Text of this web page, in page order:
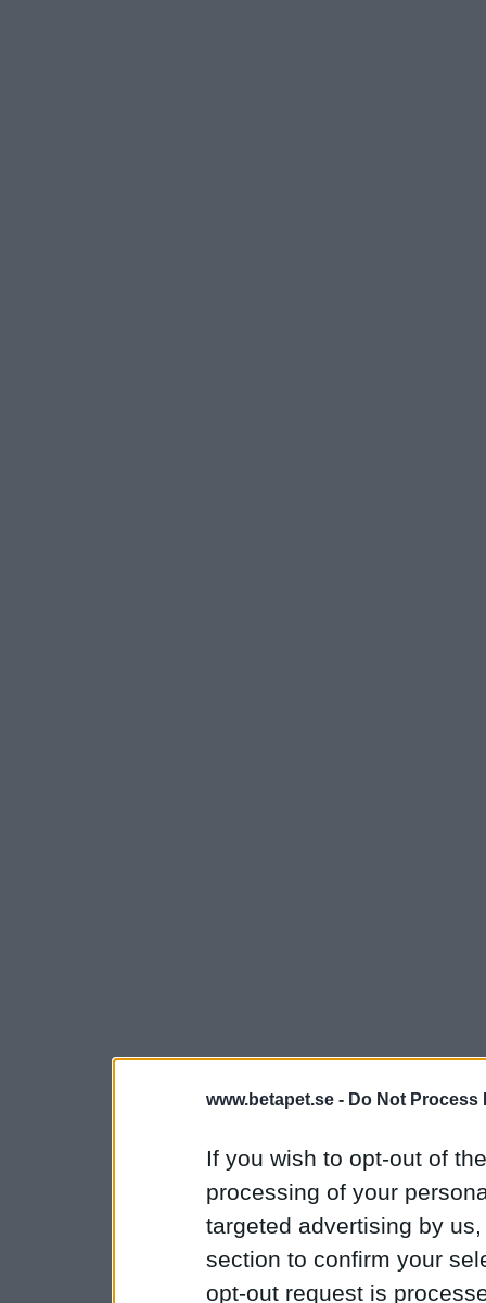
www.betapet.se - Do Not Process
If you wish to opt-out of
processing of your
targeted advertising by
section to confirm your
opt-out request is